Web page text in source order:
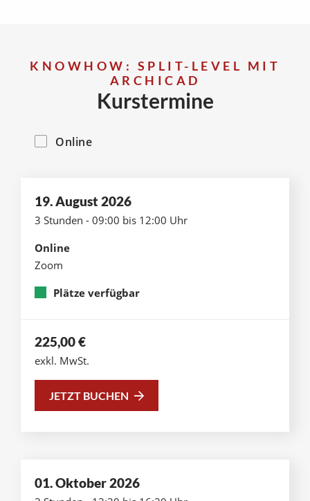
KNOWHOW: SPLIT-LEVEL MIT
ARCHICAD
Kurstermine
Online
19. August 2026
3 Stunden - 09:00 bis 12:00 Uhr
Online
Zoom
Plätze verfügbar
225,00€
exkl. MwSt.
JETZT BUCHEN
01. Oktober 2026